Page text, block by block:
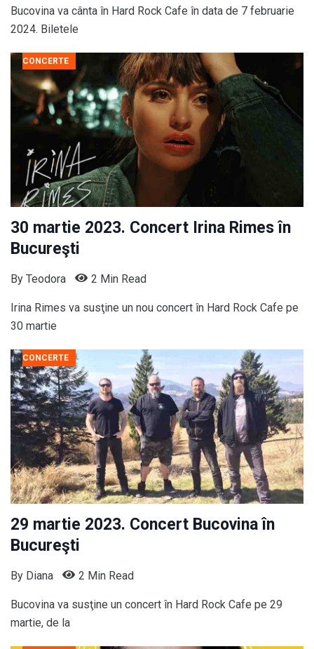
Bucovina va cânta în Hard Rock Cafe în data de 7 februarie
2024. Biletele
CONCERTE
30 martie 2023. Concert Irina Rimes în
Bucureşti
By Teodora 2 Min Read
Irina Rimes va susţine un nou concert în Hard Rock Cafe pe
30 martie
CONCERTE
29 martie 2023. Concert Bucovina în
Bucureşti
By Diana 2 Min Read
Bucovina va susţine un concert în Hard Rock Cafe pe 29
martie, de la